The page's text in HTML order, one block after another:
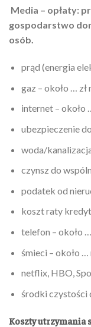
Media – opłaty:
gospodarstwo
osób.
prąd (energia
gaz – około … zł
internet – około
ubezpieczenie
woda/
czynsz do
podatek od
koszt raty
telefon – około
śmieci – około …
netflix, HBO,
środki czystości
Koszty utrzymania